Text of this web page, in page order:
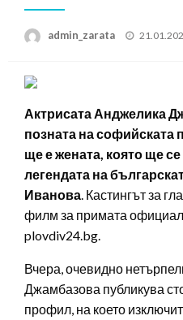
admin_zarata
Posted
Актрисата Анджелика
позната на софийската
ще е жената, която ще
легендата на
Иванова. Кастингът за
филм за примата
plovdiv24.bg.
Вчера, очевидно
Джамбазова публикува
профил, на което